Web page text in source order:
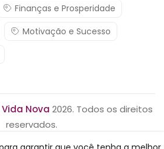
Finanças e Prosperidade
Motivação e Sucesso
Nova 2026. Todos os direitos
reservados.